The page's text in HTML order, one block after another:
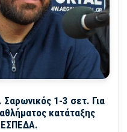
1-3 σετ. Για
κατάταξης
ΕΣΠΕΔΑ.